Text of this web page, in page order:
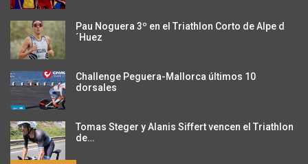
Pau Noguera 3º en el Triathlon Corto de Alpe d
´Huez
Challenge Peguera-Mallorca últimos 10
dorsales
Tomas Steger y Alanis Siffert vencen el Triathlon
de…